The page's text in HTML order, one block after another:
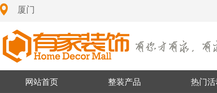
厦门
网站首页 整装产品 热门活